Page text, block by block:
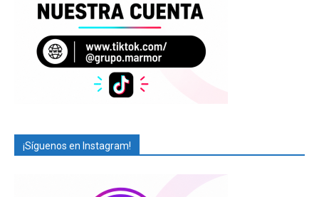
¡Síguenos en Instagram!